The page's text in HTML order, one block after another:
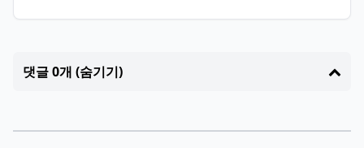
댓글 0개 (숨기기)